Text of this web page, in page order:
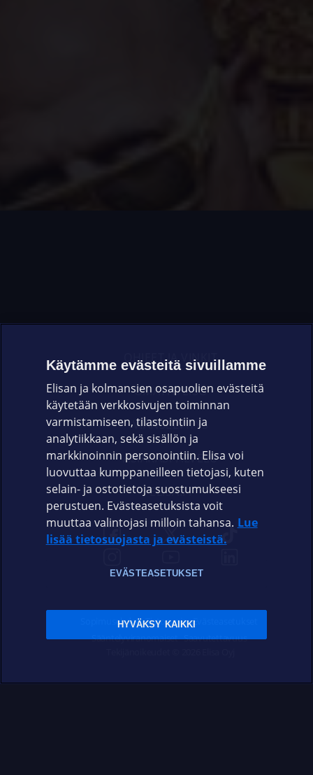
OHJEET JA VINKIT
OMAYHTEISÖ
VIANSELVITYS
ASIAKASPALVELU
ELISA.FI
Sopimusehdot Tietosuoja Evästeasetukset
Sääntelyviranomaiset Saavutettavuus
Käytämme evästeitä sivuillamme
Elisan ja kolmansien osapuolien evästeitä
käytetään verkkosivujen toiminnan
varmistamiseen, tilastointiin ja
analytiikkaan, sekä sisällön ja
markkinoinnin personointiin. Elisa voi
luovuttaa kumppaneilleen tietojasi, kuten
selain- ja ostotietoja suostumukseesi
perustuen. Evästeasetuksista voit
muuttaa valintojasi milloin tahansa. Lue
lisää tietosuojasta ja evästeistä.
EVÄSTEASETUKSET
HYVÄKSY KAIKKI